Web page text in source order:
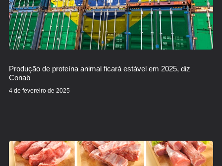
Produção de proteína animal ficará estável em 2025, diz
Conab
4 de fevereiro de 2025